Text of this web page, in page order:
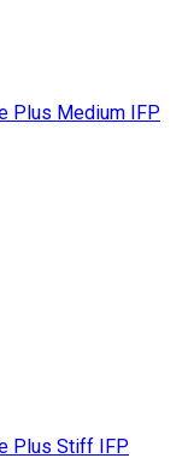
Plus Medium IFP
Plus Stiff IFP